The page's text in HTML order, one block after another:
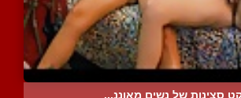
סצינות של נשים מאוננ...